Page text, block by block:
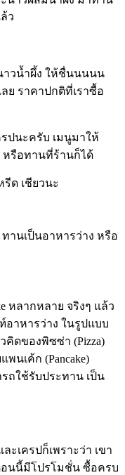
ว
าวน้ำผึ้ง ให้ชื่นนนนน
ย ราคาปกติที่เราซื้อ
รปนะครับ เมนูมาให้
หรือทานที่ร้านก็ได้
ด เชียวนะ
ทานเป็นอาหารว่าง หรือ
หลากหลาย จริงๆ แล้ว
าหารว่าง ในรูปแบบ
คิดของพิซซ่า (Pizza)
นเค้ก (Pancake)
ถใช้รับประทาน เป็น
ะเครปก็เพราะว่า เขา
อนนี้มีโปรโมชั่น ซื้อครบ